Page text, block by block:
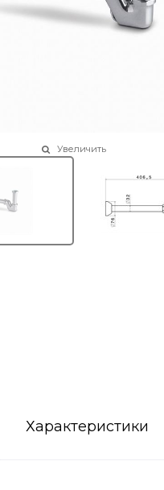
Увеличить
Характеристики